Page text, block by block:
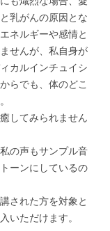
乳がんの原因とな
エネルギーや感情と
せんが、私自身が
ィカルインチュイシ
らでも、 体のどこ
してみられません
私の声もサンプル音
ーンにしているの
された方を対象と
いただけます。